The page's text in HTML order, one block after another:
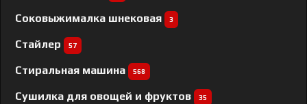
Соковыжималка шнековая 3
Стайлер 57
Стиральная машина 568
Сушилка для овощей и фруктов 35